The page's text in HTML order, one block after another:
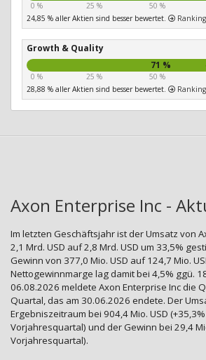
0 % 25 % 50 %
24,85 % aller Aktien sind besser bewertet.
Ranking
Growth & Quality
71 %
0 % 25 % 50 %
28,88 % aller Aktien sind besser bewertet.
Ranking
Axon Enterprise Inc -
Im letzten Geschäftsjahr ist der Umsatz von
2,1 Mrd. USD auf 2,8 Mrd. USD um 33,5%
Gewinn von 377,0 Mio. USD auf 124,7 Mio.
Nettogewinnmarge lag damit bei 4,5% ggü.
06.08.2026 meldete Axon Enterprise Inc die
Quartal, das am 30.06.2026 endete. Der
Ergebniszeitraum bei 904,4 Mio. USD
Vorjahresquartal) und der Gewinn bei 29,4
Vorjahresquartal).